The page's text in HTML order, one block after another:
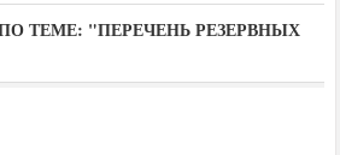
ТЕМЕ: "ПЕРЕЧЕНЬ РЕЗЕРВНЫХ